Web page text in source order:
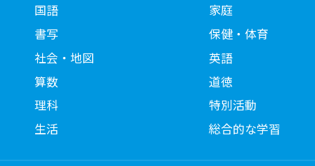
国語
書写
社会・地図
算数
理科
生活
家庭
保健・体育
英語
道徳
特別活動
総合的な学習